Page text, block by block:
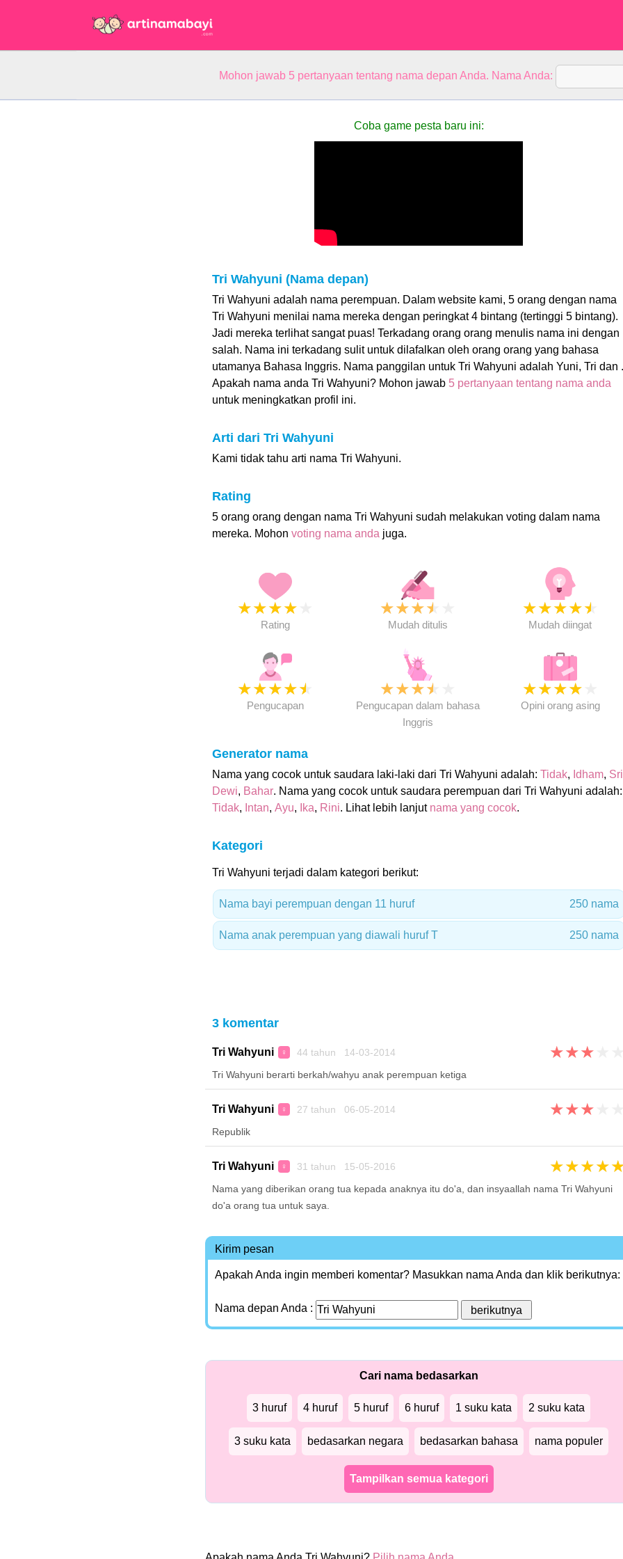
Mohon jawab 5 pertanyaan tentang nama depan Anda. Nama Anda:
Coba game pesta baru ini:
Tri Wahyuni (Nama depan)
Tri Wahyuni adalah nama perempuan. Dalam website kami, 5 orang dengan nama
Tri Wahyuni menilai nama mereka dengan peringkat 4 bintang (tertinggi 5 bintang).
Jadi mereka terlihat sangat puas! Terkadang orang orang menulis nama ini dengan
salah. Nama ini terkadang sulit untuk dilafalkan oleh orang orang yang bahasa
utamanya Bahasa Inggris. Nama panggilan untuk Tri Wahyuni adalah Yuni, Tri dan .
Apakah nama anda Tri Wahyuni? Mohon jawab 5 pertanyaan tentang nama anda
untuk meningkatkan profil ini.
Arti dari Tri Wahyuni
Kami tidak tahu arti nama Tri Wahyuni.
Rating
5 orang orang dengan nama Tri Wahyuni sudah melakukan voting dalam nama
mereka. Mohon voting nama anda juga.
★★★★
Rating
★★★★
Mudah ditulis
★★★★★
Mudah diingat
★★★★★
Pengucapan
★★★★
Pengucapan dalam bahasa
Inggris
★★★★
Opini orang asing
Generator nama
Nama yang cocok untuk saudara laki-laki dari Tri Wahyuni adalah: Tidak, Idham, Sri
Dewi, Bahar. Nama yang cocok untuk saudara perempuan dari Tri Wahyuni adalah:
Tidak, Intan, Ayu, Ika, Rini. Lihat lebih lanjut nama yang cocok.
Kategori
Tri Wahyuni terjadi dalam kategori berikut:
Nama bayi perempuan dengan 11 huruf 250 nama
Nama anak perempuan yang diawali huruf T 250 nama
3 komentar
Tri Wahyuni ♀ 44 tahun 14-03-2014 ★★★
Tri Wahyuni berarti berkah/wahyu anak perempuan ketiga
Tri Wahyuni ♀ 27 tahun 06-05-2014 ★★★
Republik
Tri Wahyuni ♀ 31 tahun 15-05-2016 ★★★★
Nama yang diberikan orang tua kepada anaknya itu do'a, dan insyaallah nama Tri Wahyuni
do'a orang tua untuk saya.
Kirim pesan
Apakah Anda ingin memberi komentar? Masukkan nama Anda dan klik berikutnya:
Nama depan Anda :
Cari nama bedasarkan
3 huruf 4 huruf 5 huruf 6 huruf 1 suku kata 2 suku kata
3 suku kata bedasarkan negara bedasarkan bahasa nama populer
Tampilkan semua kategori